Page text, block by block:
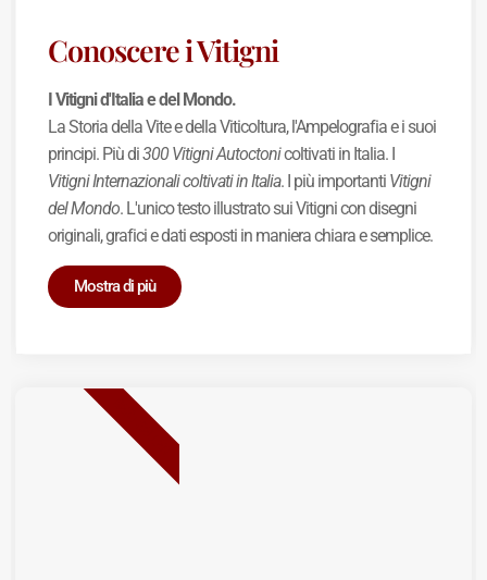
Conoscere i Vitigni
I Vitigni d'Italia e del Mondo.
La Storia della Vite e della Viticoltura, l'Ampelografia e i suoi
principi. Più di300 Vitigni Autoctonicoltivati in Italia. I
Vitigni Internazionali coltivati in Italia. I più importanti Vitigni
del Mondo. L'unico testo illustrato sui Vitigni con disegni
originali, grafici e dati esposti in maniera chiara e semplice.
Mostra di più
BEST SELLER